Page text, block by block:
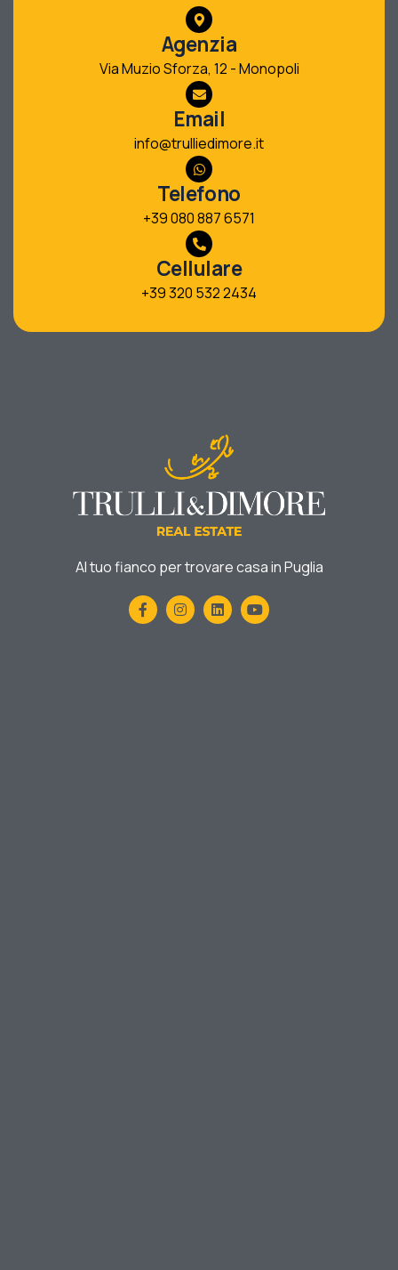
Agenzia
Via Muzio Sforza, 12 - Monopoli
Email
info@trulliedimore.it
Telefono
+39 080 887 6571
Cellulare
+39 320 532 2434
Al tuo fianco per trovare casa in Puglia